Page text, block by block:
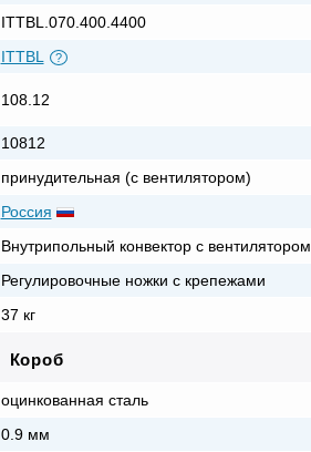
ITTBL.070.400.4400
ITTBL ?
108.12
10812
принудительная (с вентилятором)
Россия
Внутрипольный конвектор с вентилятором
Регулировочные ножки с крепежами
37 кг
Короб
оцинкованная сталь
0.9 мм